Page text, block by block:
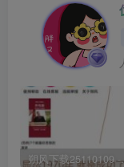
朔风下载